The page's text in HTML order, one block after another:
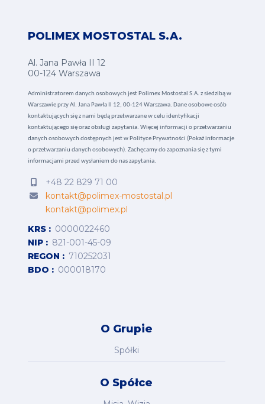
POLIMEX MOSTOSTAL S.A.
Al. Jana Pawła II 12
00-124 Warszawa
Administratorem danych osobowych jest Polimex Mostostal S.A. z siedzibą w
Warszawie przy Al. Jana Pawła II 12, 00-124 Warszawa. Dane osobowe osób
kontaktujących się z nami będą przetwarzane w celu identyfikacji
kontaktującego się oraz obsługi zapytania. Więcej informacji o przetwarzaniu
danych osobowych dostępnych jest w Polityce Prywatności (Pokaż informacje
o przetwarzaniu danych osobowych). Zachęcamy do zapoznania się z tymi
informacjami przed wysłaniem do nas zapytania.
+48 22 829 71 00
kontakt@polimex-mostostal.pl
kontakt@polimex.pl
KRS
0000022460
NIP
821-001-45-09
REGON
710252031
BDO
000018170
O Grupie
Spółki
O Spółce